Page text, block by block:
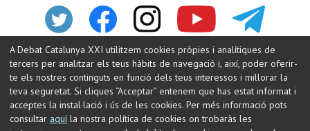
A Debat Catalunya XXI utilitzem cookies pròpies i analítiques de
tercers per analitzar els teus hàbits de navegació i, així, poder oferir-
te els nostres continguts en funció dels teus interessos i millorar la
teva seguretat. Si cliques “Acceptar” entenem que has estat informat i
acceptes la instal·lació i ús de les cookies. Per més informació pots
consultar aquí la nostra política de cookies on trobaràs les